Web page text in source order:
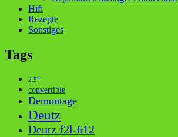
Hifi
Rezepte
Sonstiges
Tags
2.5"
convertible
Demontage
Deutz
Deutz f2l-612